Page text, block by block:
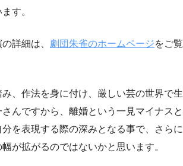
す。
詳細は、 劇団朱雀のホームページをご覧
、作法を身に付け、厳しい芸の世界で生
んですから、離婚という一見マイナスと
を表現する際の深みとなる事で、さらに
が拡がるのではないかと思います。